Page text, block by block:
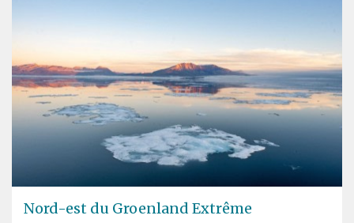
Nord-est du Groenland Extrême